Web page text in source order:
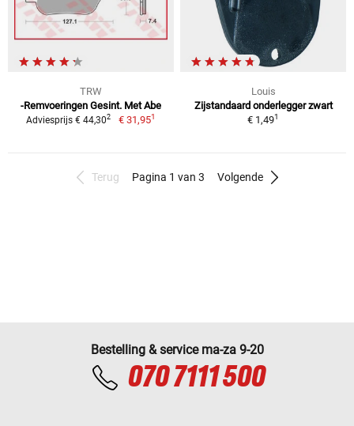
TRW
-Remvoeringen Gesint. Met Abe
Adviesprijs € 44,302 € 31,951
Louis
Zijstandaard onderlegger zwart
€ 1,491
Terug Pagina 1 van 3 Volgende
Bestelling & service ma-za 9-20
070 7111 500